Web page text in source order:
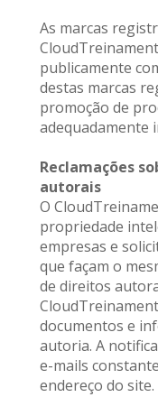
As marcas
publicamente
destas marcas
promoção de
adequadamente
Reclamações
autorais
O
propriedade
empresas e
que façam o
de direitos
documentos e
autoria. A
e-mails
endereço do site.